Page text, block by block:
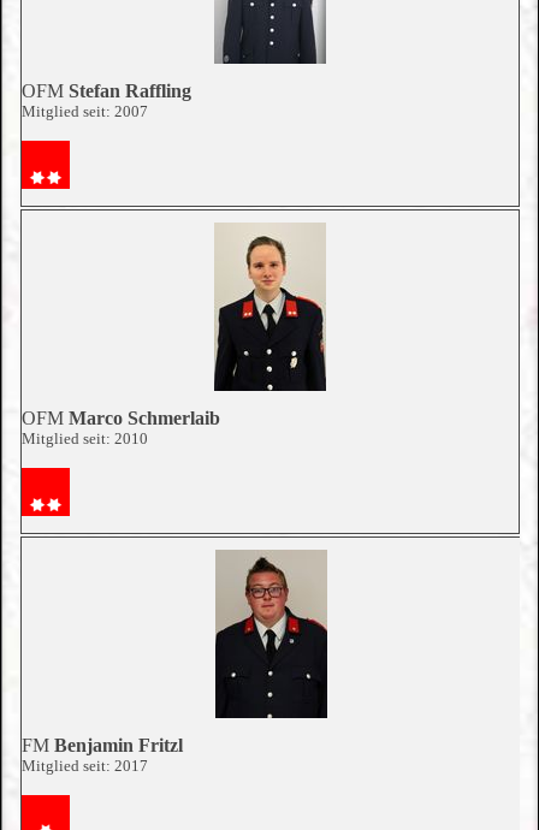
OFM Stefan Raffling
Mitglied seit: 2007
OFM Marco Schmerlaib
Mitglied seit: 2010
FM Benjamin Fritzl
Mitglied seit: 2017